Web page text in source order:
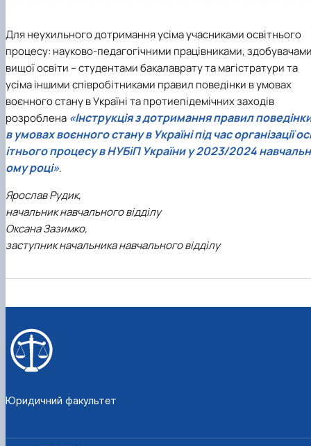
Для неухильного дотримання усіма учасниками освітнього
процесу: науково-педагогічними працівниками,
вищої освіти – студентами бакалаврату та магістратури та
усіма іншими співробітниками правил поведінки в умовах
воєнного стану в Україні та протиепідемічних заходів
розроблена «Інструкція з дотримання правил
в умовах воєнного стану в Україні під час організації
ітнього процесу в НУБіП України у 2023/2024 навчальн
ому році».
Ярослав Рудик,
начальник навчального відділу
Оксана Зазимко,
заступник начальника навчального відділу
Юридичний факультет